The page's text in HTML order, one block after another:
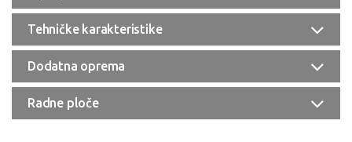
Tehničke karakteristike
Dodatna oprema
Radne ploče